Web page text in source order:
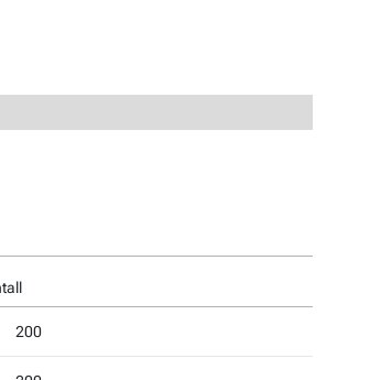
200